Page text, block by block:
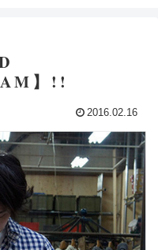
】!!
2016.02.16